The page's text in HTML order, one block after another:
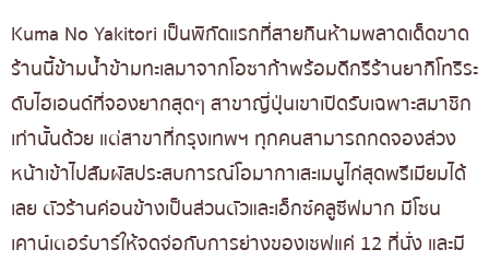
Kuma No Yakitori เป็นพิกัดแรกที่สายกินห้ามพลาดเด็ดขาด
ร้านนี้ข้ามน้ำข้ามทะเลมาจากโอซาก้าพร้อมดีกรีร้านยากิโทริระ
ดับไฮเอนด์ที่จองยากสุดๆ สาขาญี่ปุ่นเขาเปิดรับเฉพาะสมาชิก
เท่านั้นด้วย แต่สาขาที่กรุงเทพฯ ทุกคนสามารถกดจองล่วง
หน้าเข้าไปสัมผัสประสบการณ์โอมากาเสะเมนูไก่สุดพรีเมียมได้
เลย ตัวร้านค่อนข้างเป็นส่วนตัวและเอ็กซ์คลูซีฟมาก มีโซน
เคาน์เตอร์บาร์ให้จดจ่อกับการย่างของเชฟแค่ 12 ที่นั่ง และมี